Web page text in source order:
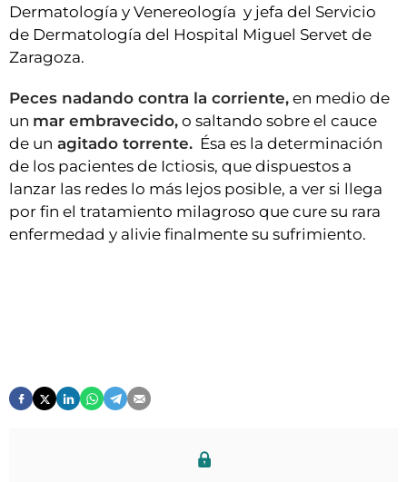
Dermatología y Venereología y jefa del Servicio
de Dermatología del Hospital Miguel Servet de
Zaragoza.
Peces nadando contra la corriente, en medio de
un mar embravecido, o saltando sobre el cauce
de un agitado torrente. Ésa es la determinación
de los pacientes de Ictiosis, que dispuestos a
lanzar las redes lo más lejos posible, a ver si llega
por fin el tratamiento milagroso que cure su rara
enfermedad y alivie finalmente su sufrimiento.